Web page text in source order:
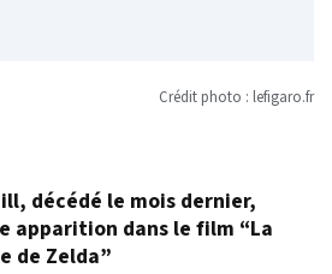
Crédit photo : lefigaro.fr
décédé le mois dernier,
apparition dans le film “La
de Zelda”